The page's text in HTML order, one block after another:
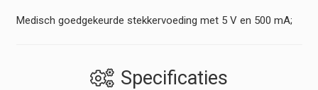
Medisch goedgekeurde stekkervoeding met 5 V en 500 mA;
Specificaties